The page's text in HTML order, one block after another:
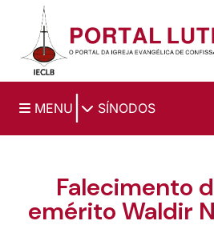
Ir para o conteúdo principal
MENU SÍNODOS
Falecimento
emérito Waldir